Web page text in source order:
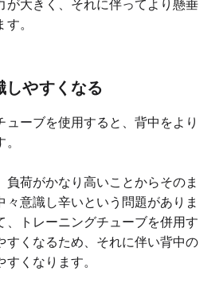
が大きく、それに伴ってより懸垂
。
しやすくなる
ーブを使用すると、背中をより
荷がかなり高いことからそのま
々意識し辛いという問題がありま
、トレーニングチューブを併用す
すくなるため、それに伴い背中の
くなります。